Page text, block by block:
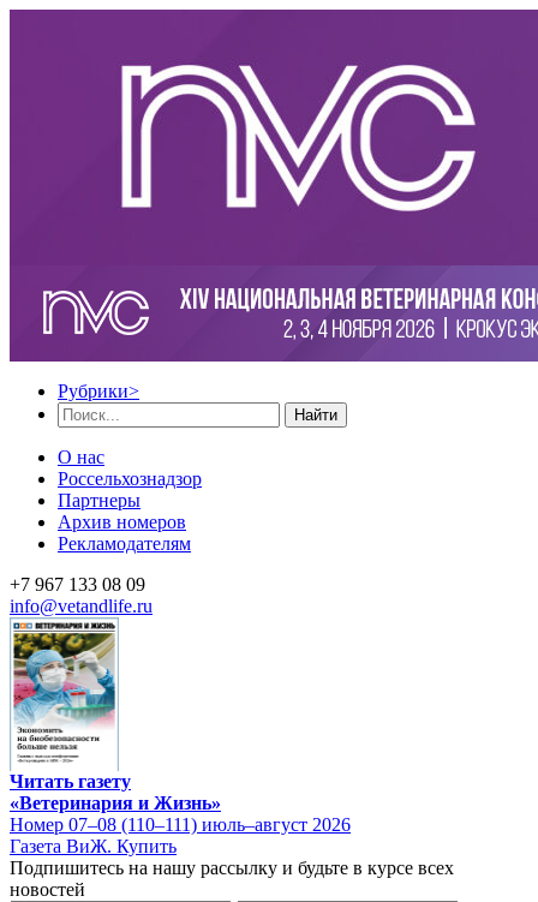
Рубрики>
Найти
О нас
Россельхознадзор
Партнеры
Архив номеров
Рекламодателям
+7 967 133 08 09
info@vetandlife.ru
Читать газету
«Ветеринария и Жизнь»
Номер 07–08 (110–111) июль–август 2026
Газета ВиЖ. Купить
Подпишитесь на нашу рассылку и будьте в курсе всех
новостей